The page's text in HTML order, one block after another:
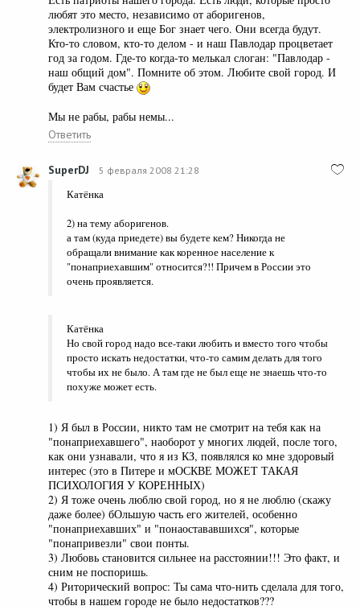
любят это место, независимо от аборигенов,
электролизного и еще Бог знает чего. Они всегда будут.
Кто-то словом, кто-то делом - и наш Павлодар процветает
год за годом. Где-то когда-то мелькал слоган: "Павлодар -
наш общий дом". Помните об этом. Любите свой город. И
будет Вам счастье
Мы не рабы, рабы немы...
Ответить
SuperDJ 5 февраля 2008 21:28
Катёнка
2) на тему аборигенов.
а там (куда приедете) вы будете кем? Никогда не
обращали внимание как коренное население к
"понаприехавшим" относится?!! Причем в России это
очень проявляется.
Катёнка
Но свой город надо все-таки любить и вместо того чтобы
просто искать недостатки, что-то самим делать для того
чтобы их не было. А там где не был еще не знаешь что-то
похуже может есть.
1) Я был в России, никто там не смотрит на тебя как на
"понаприехавшего", наоборот у многих людей, после того,
как они узнавали, что я из КЗ, появлялся ко мне здоровый
интерес (это в Питере и мОСКВЕ МОЖЕТ ТАКАЯ
ПСИХОЛОГИЯ У КОРЕННЫХ)
2) Я тоже очень люблю свой город, но я не люблю (скажу
даже более) бОльшую часть его жителей, особенно
"понаприехавших" и "понаостававшихся", которые
"понапривезли" свои понты.
3) Любовь становится сильнее на расстоянии!!! Это факт, и
сним не поспоришь.
4) Риторический вопрос: Ты сама что-нить сделала для того,
чтобы в нашем городе не было недостатков???